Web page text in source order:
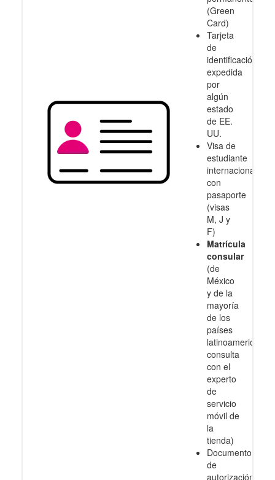
(Green
Card)
Tarjeta
de
identificación
expedida
por
algún
estado
de EE.
UU.
Visa de
estudiante
internacional
con
pasaporte
(visas
M, J y
F)
Matrícula
consular
(de
México
y de la
mayoría
de los
países
latinoamericanos,
consulta
con el
experto
de
servicio
móvil de
la
tienda)
Documento
de
autorización